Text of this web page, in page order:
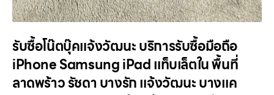
รับซื้อโน๊ตบุ๊คแจ้งวัฒนะ บริการรับซื้อมือถือ
iPhone Samsung iPad แท็บเล็ตใน พื้นที่
ลาดพร้าว รัชดา บางรัก แจ้งวัฒนะ บางแค